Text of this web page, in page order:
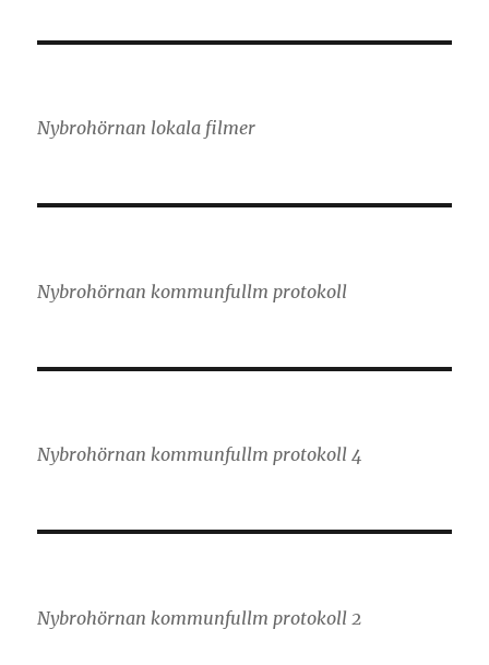
Nybrohörnan lokala filmer
Nybrohörnan kommunfullm protokoll
Nybrohörnan kommunfullm protokoll 4
Nybrohörnan kommunfullm protokoll 2